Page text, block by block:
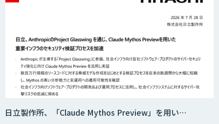
日立製作所、「Claude Mythos Preview」を用い…